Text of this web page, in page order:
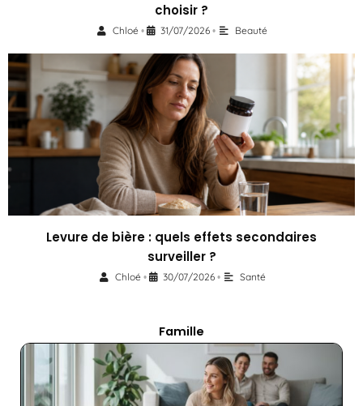
choisir ?
Chloé • 31/07/2026 • Beauté
Levure de bière : quels effets secondaires
surveiller ?
Chloé • 30/07/2026 • Santé
Famille